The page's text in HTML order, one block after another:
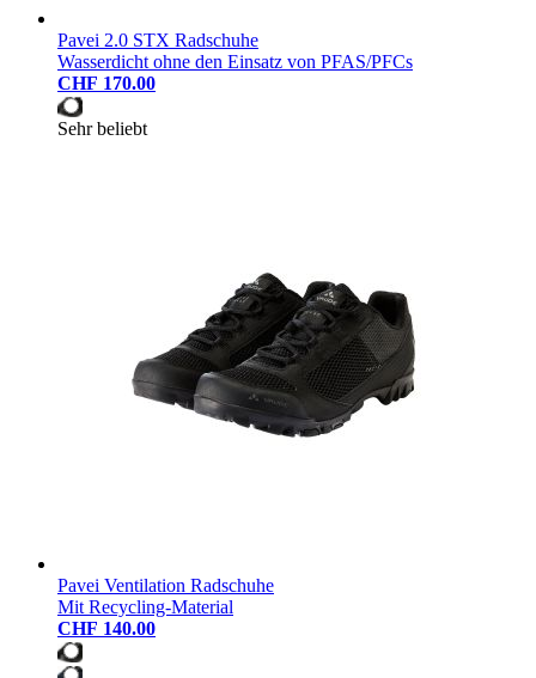
Pavei 2.0 STX Radschuhe
Wasserdicht ohne den Einsatz von PFAS/PFCs
CHF 170.00
Sehr beliebt
Pavei Ventilation Radschuhe
Mit Recycling-Material
CHF 140.00